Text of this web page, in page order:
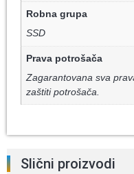
Robna grupa
SSD
Prava potrošača
Zagarantovana sva
zaštiti potrošača.
Slični proizvodi